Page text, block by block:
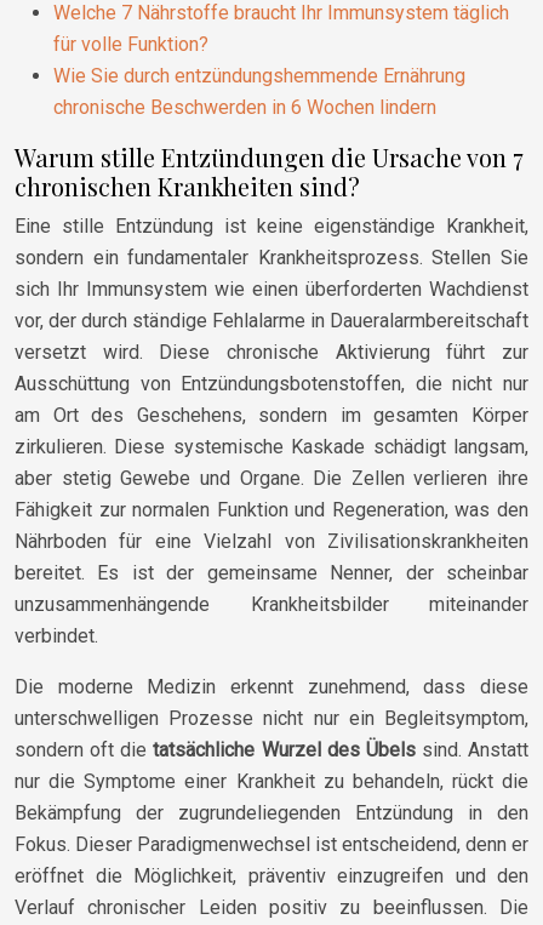
Welche 7 Nährstoffe braucht Ihr Immunsystem täglich
für volle Funktion?
Wie Sie durch entzündungshemmende Ernährung
chronische Beschwerden in 6 Wochen lindern
Warum stille Entzündungen die Ursache von 7
chronischen Krankheiten sind?
Eine stille Entzündung ist keine eigenständige Krankheit,
sondern ein fundamentaler Krankheitsprozess. Stellen Sie
sich Ihr Immunsystem wie einen überforderten Wachdienst
vor, der durch ständige Fehlalarme in Daueralarmbereitschaft
versetzt wird. Diese chronische Aktivierung führt zur
Ausschüttung von Entzündungsbotenstoffen, die nicht nur
am Ort des Geschehens, sondern im gesamten Körper
zirkulieren. Diese systemische Kaskade schädigt langsam,
aber stetig Gewebe und Organe. Die Zellen verlieren ihre
Fähigkeit zur normalen Funktion und Regeneration, was den
Nährboden für eine Vielzahl von Zivilisationskrankheiten
bereitet. Es ist der gemeinsame Nenner, der scheinbar
unzusammenhängende Krankheitsbilder miteinander
verbindet.
Die moderne Medizin erkennt zunehmend, dass diese
unterschwelligen Prozesse nicht nur ein Begleitsymptom,
sondern oft dietatsächliche Wurzel des Übelssind. Anstatt
nur die Symptome einer Krankheit zu behandeln, rückt die
Bekämpfung der zugrundeliegenden Entzündung in den
Fokus. Dieser Paradigmenwechsel ist entscheidend, denn er
eröffnet die Möglichkeit, präventiv einzugreifen und den
Verlauf chronischer Leiden positiv zu beeinflussen. Die